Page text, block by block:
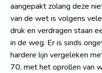
aangepakt zolang deze
van de wet is volgens
druk en verdragen staan
in de weg. Er is sinds
hardere lijn vergeleken
70, met het oprollen van